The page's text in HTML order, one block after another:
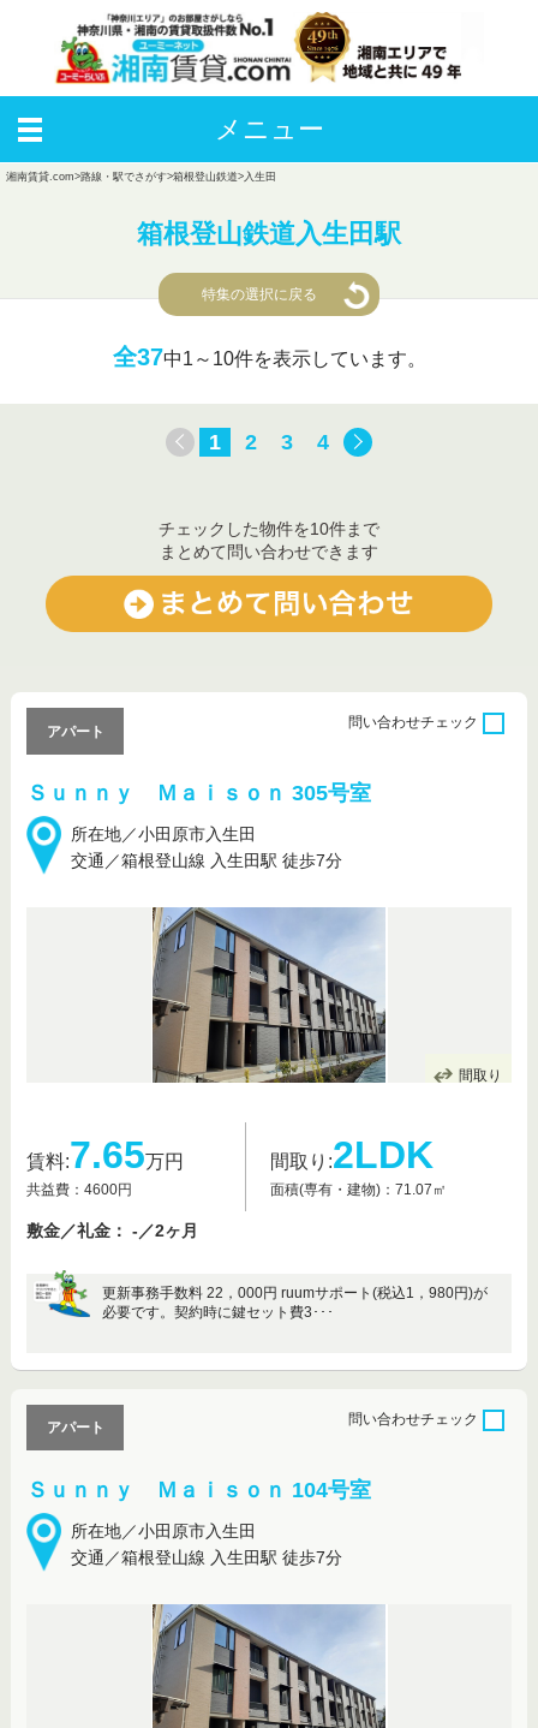
メニュー
湘南賃貸.com>路線・駅でさがす>箱根登山鉄道>入生田
箱根登山鉄道入生田駅
特集の選択に戻る
全37中1～10件を表示しています。
1 2 3 4
チェックした物件を10件まで
まとめて問い合わせできます
Ｓｕｎｎｙ Ｍａｉｓｏｎ 305号室
所在地／小田原市入生田
交通／箱根登山線 入生田駅 徒歩7分
アパート
問い合わせチェック
間取り
賃料:7.65万円
共益費：4600円
間取り:2LDK
面積(専有・建物)：71.07㎡
敷金／礼金： -／2ヶ月
更新事務手数料 22，000円 ruumサポート(税込1，980円)が
必要です。契約時に鍵セット費3･･･
Ｓｕｎｎｙ Ｍａｉｓｏｎ 104号室
所在地／小田原市入生田
交通／箱根登山線 入生田駅 徒歩7分
アパート
問い合わせチェック